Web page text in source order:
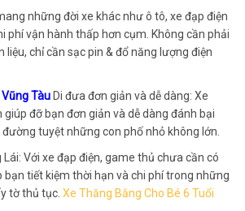
những đời xe khác như ô tô, xe đạp điện
phí vận hành thấp hơn cụm. Không cần phải
liệu, chỉ cần sạc pin & đổ năng lượng điện
Tàu Di đưa đơn giản và dễ dàng: Xe
đỡ bạn đơn giản và dễ dàng đánh bại
tuyệt những con phố nhỏ không lớn.
Với xe đạp điện, game thủ chưa cần có
bạn tiết kiệm thời hạn và chi phí trong những
tờ thủ tục. Xe Thăng Bằng Cho Bé 6 Tuổi